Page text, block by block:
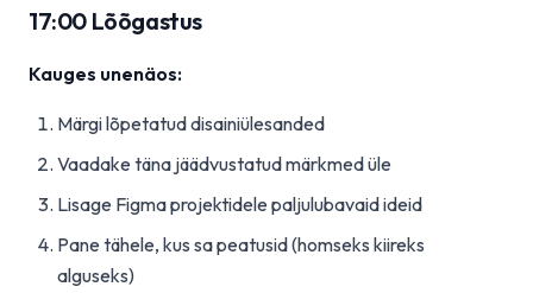
17:00 Lõõgastus
Kauges unenäos:
Märgi lõpetatud disainiülesanded
Vaadake täna jäädvustatud märkmed üle
Lisage Figma projektidele paljulubavaid ideid
Pane tähele, kus sa peatusid (homseks kiireks
alguseks)